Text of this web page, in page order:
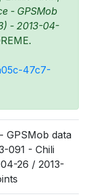
- GPSMob
- 2013-04-
47c7-
GPSMob data
091 - Chili
26 / 2013-